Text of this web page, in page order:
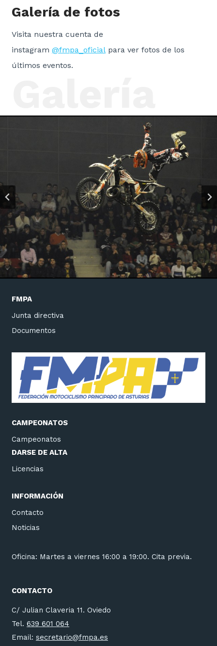
Galería de fotos
Visita nuestra cuenta de
instagram @fmpa_oficial para ver fotos de los
últimos eventos.
FMPA
Junta directiva
Documentos
CAMPEONATOS
Campeonatos
DARSE DE ALTA
Licencias
INFORMACIÓN
Contacto
Noticias
Oficina: Martes a viernes 16:00 a 19:00. Cita previa.
CONTACTO
C/ Julian Claveria 11. Oviedo
Tel. 639 601 064
Email: secretario@fmpa.es